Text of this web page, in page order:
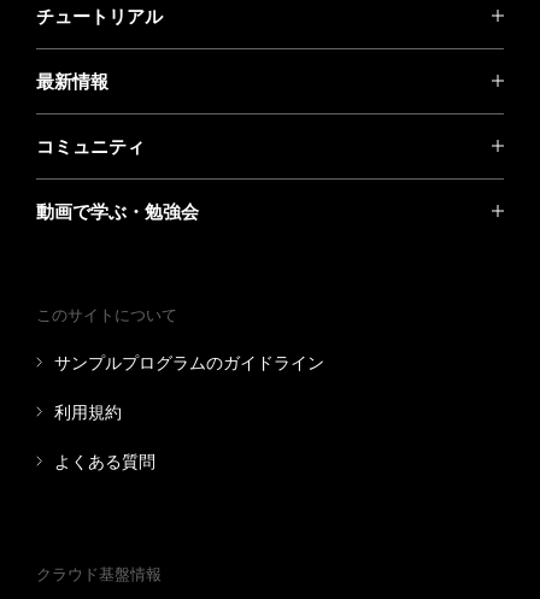
チュートリアル
最新情報
コミュニティ
動画で学ぶ・勉強会
このサイトについて
サンプルプログラムのガイドライン
利用規約
よくある質問
クラウド基盤情報